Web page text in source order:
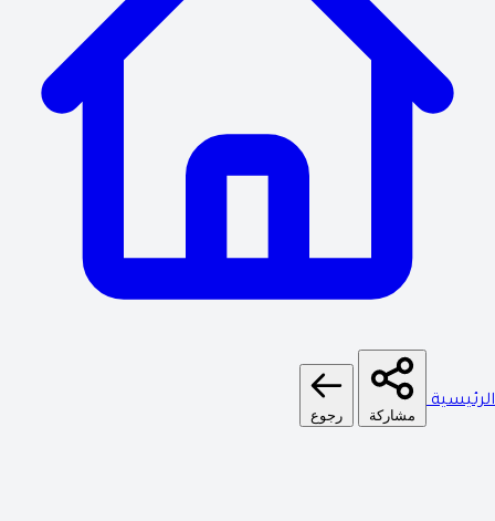
الرئيسية
مشاركة رجوع